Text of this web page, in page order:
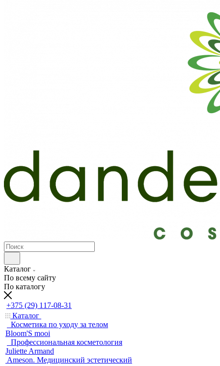
Каталог
По всему сайту
По каталогу
+375 (29) 117-08-31
Каталог
Косметика по уходу за телом
Bloom'S mooi
Профессиональная косметология
Juliette Armand
Ameson. Медицинский эстетический